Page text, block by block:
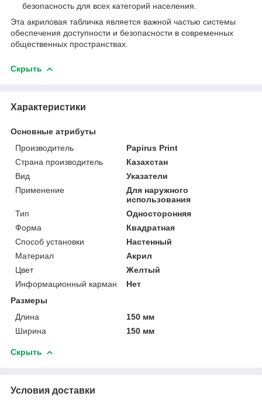
безопасность для всех категорий населения.
Эта акриловая табличка является важной частью системы
обеспечения доступности и безопасности в современных
общественных пространствах.
Скрыть
Характеристики
Основные атрибуты
Производитель
Papirus Print
Страна производитель
Казахстан
Вид
Указатели
Применение
Для наружного
использования
Тип
Односторонняя
Форма
Квадратная
Способ установки
Настенный
Материал
Акрил
Цвет
Желтый
Информационный карман
Нет
Размеры
Длина
150 мм
Ширина
150 мм
Скрыть
Условия доставки